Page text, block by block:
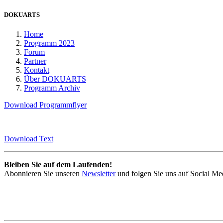
DOKUARTS
Home
Programm 2023
Forum
Partner
Kontakt
Über DOKUARTS
Programm Archiv
Download Programmflyer
Download Text
Bleiben Sie auf dem Laufenden!
Abonnieren Sie unseren Newsletterund folgen Sie uns auf Social